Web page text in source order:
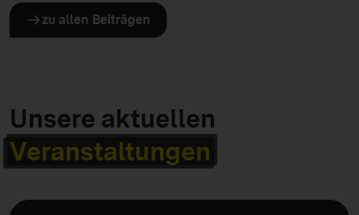
zu allen Beiträgen
Unsere aktuellen
Veranstaltungen